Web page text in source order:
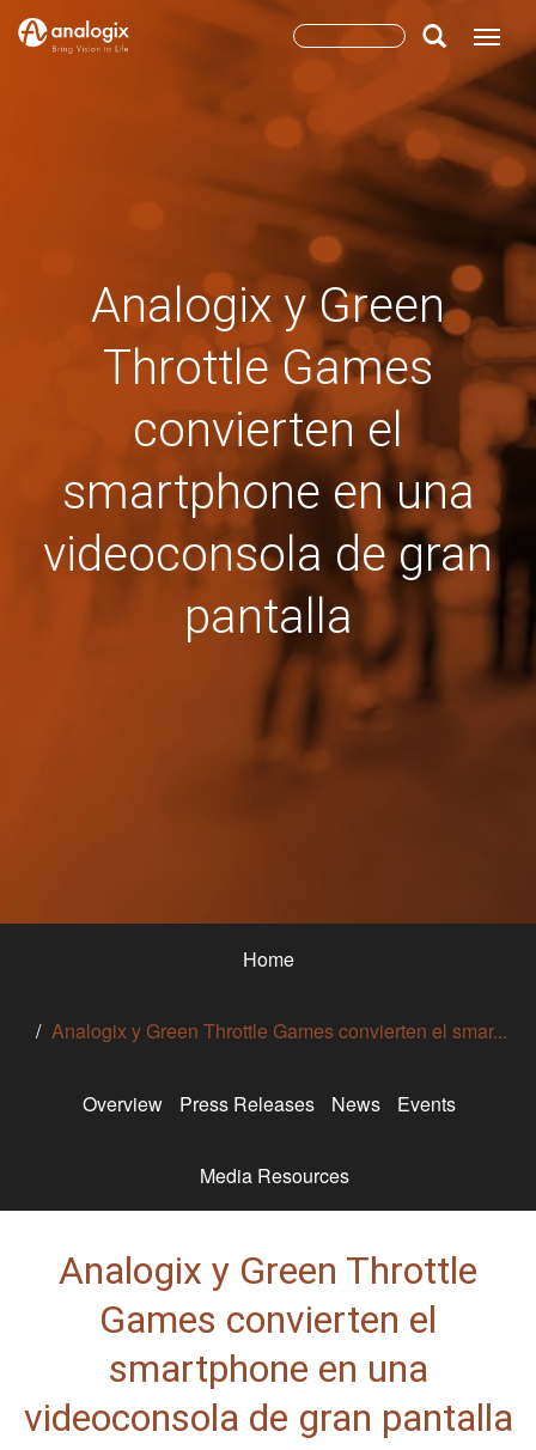
Skip
Search
Search
Analogix y Green
Throttle Games
convierten el
smartphone en una
videoconsola de gran
pantalla
Home
Analogix y Green Throttle Games convierten el smar...
Overview Press Releases News Events
Media Resources
Analogix y Green Throttle
Games convierten el
smartphone en una
videoconsola de gran pantalla